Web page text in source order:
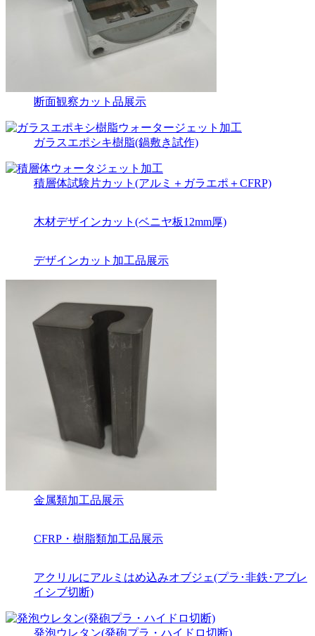
断面観察カット品展示
ガラスエポシキ樹脂(鍋敷き試作)
積層体試験片カット(アルミ＋ガラエポ＋CFRP)
木材デザインカット(ベニヤ板12mm厚)
デザインカット加工品展示
金属類加工品展示
CFRP・樹脂類加工品展示
アクリルにアルミはめ込みオブジェ(プラ･非鉄･アブレ
イシブ切断)
発泡ウレタン(発砲プラ・ハイドロ切断)